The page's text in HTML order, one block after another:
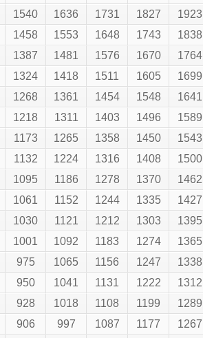
1540 1636 1731 1827 1923
1458 1553 1648 1743 1838
1387 1481 1576 1670 1764
1324 1418 1511 1605 1699
1268 1361 1454 1548 1641
1218 1311 1403 1496 1589
1173 1265 1358 1450 1543
1132 1224 1316 1408 1500
1095 1186 1278 1370 1462
1061 1152 1244 1335 1427
1030 1121 1212 1303 1395
1001 1092 1183 1274 1365
975 1065 1156 1247 1338
950 1041 1131 1222 1312
928 1018 1108 1199 1289
906 997 1087 1177 1267